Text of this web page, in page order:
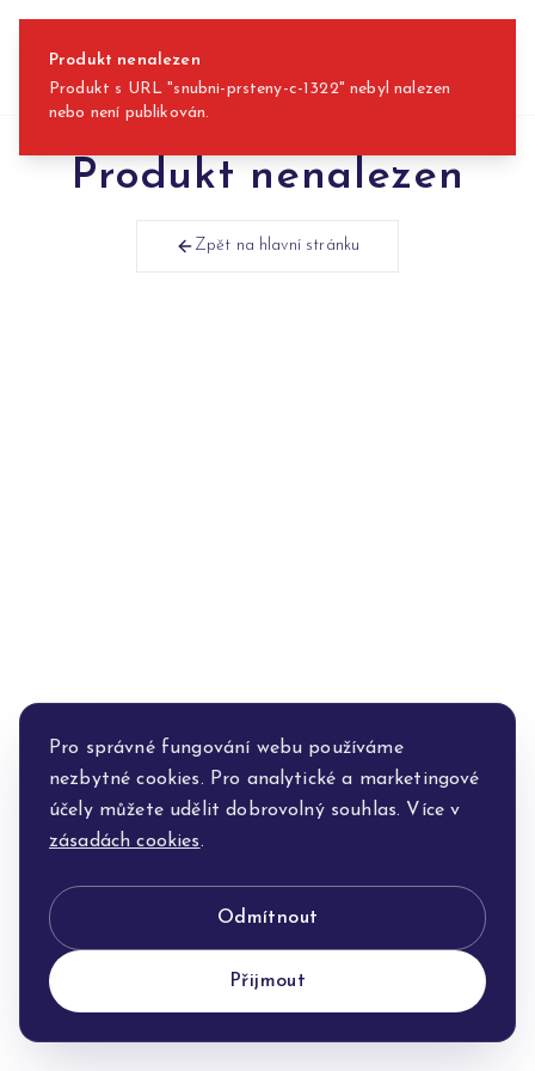
Produkt nenalezen
Produkt s URL "snubni-prsteny-c-1322" nebyl nalezen
nebo není publikován.
Pro správné fungování webu používáme
nezbytné cookies. Pro analytické a marketingové
účely můžete udělit dobrovolný souhlas. Více v
zásadách cookies.
Odmítnout
Přijmout
Produkt nenalezen
Zpět na hlavní stránku